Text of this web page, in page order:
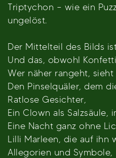
Triptychon – wie ein
ungelöst.
Der Mittelteil des Bilds
Und das, obwohl
Wer näher rangeht,
Den Pinselquäler, dem
Ratlose Gesichter,
Ein Clown als Salzsäule,
Eine Nacht ganz ohne
Lilli Marleen, die auf ihn
Allegorien und Symbole,